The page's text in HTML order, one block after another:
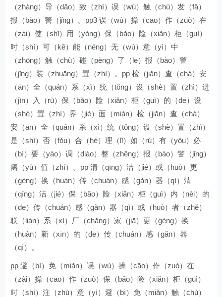
（zhàng）导（dǎo）致（zhì）误（wù）触（chù）发（fā）
报（bào）警（jǐng）。pp3 误（wù）操（cāo）作（zuò）在
（zài）使（shǐ）用（yòng）保（bǎo）险（xiǎn）柜（guì）
时（shí）可（kě）能（néng）无（wú）意（yì）中
（zhōng）触（chù）碰（pèng）了（le）报（bào）警
（jǐng）装（zhuāng）置（zhì）。pp 检（jiǎn）查（chá）安
（ān）全（quán）系（xì）统（tǒng）设（shè）置（zhì）进
（jìn）入（rù）保（bǎo）险（xiǎn）柜（guì）的（de）设
（shè）置（zhì）界（jiè）面（miàn）检（jiǎn）查（chá）
安（ān）全（quán）系（xì）统（tǒng）设（shè）置（zhì）
是（shì）否（fǒu）合（hé）理（lǐ）如（rú）有（yǒu）必
（bì）要（yào）调（diào）整（zhěng）报（bào）警（jǐng）
阈（yù）值（zhí）。pp 清（qīng）洁（jié）或（huò）更
（gèng）换（huàn）传（chuán）感（gǎn）器（qì）清
（qīng）洁（jié）保（bǎo）险（xiǎn）柜（guì）内（nèi）的
（de）传（chuán）感（gǎn）器（qì）或（huò）者（zhě）
联（lián）系（xì）厂（chǎng）家（jiā）更（gèng）换
（huàn）新（xīn）的（de）传（chuán）感（gǎn）器
（qì）。
pp 避（bì）免（miǎn）误（wù）操（cāo）作（zuò）在
（zài）操（cāo）作（zuò）保（bǎo）险（xiǎn）柜（guì）
时（shí）注（zhù）意（yì）避（bì）免（miǎn）触（chù）